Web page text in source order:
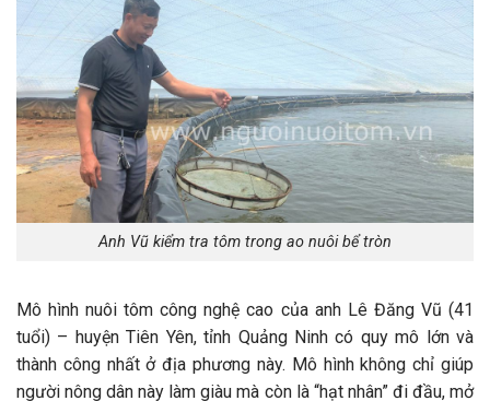
Anh Vũ kiểm tra tôm trong ao nuôi bể tròn
Mô hình nuôi tôm công nghệ cao của anh Lê Đăng Vũ (41
tuổi) – huyện Tiên Yên, tỉnh Quảng Ninh có quy mô lớn và
thành công nhất ở địa phương này. Mô hình không chỉ giúp
người nông dân này làm giàu mà còn là “hạt nhân” đi đầu, mở